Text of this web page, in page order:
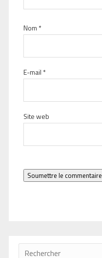
Nom *
E-mail *
Site web
Soumettre le commentaire